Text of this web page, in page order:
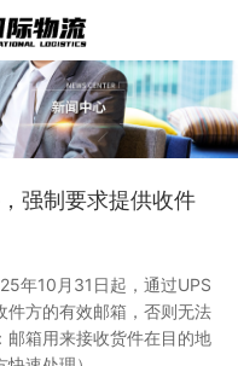
强制要求提供收件
年10月31日起，通过UPS
件方的有效邮箱，否则无法
邮箱用来接收货件在目的地